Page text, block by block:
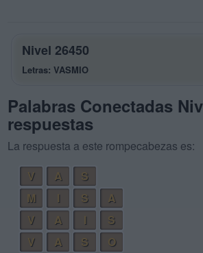
Nivel 26450
Letras: VASMIO
Palabras Conectadas
respuestas
La respuesta a este rompecabezas es:
V
A
S
M
S
A
V
A I
S
V
A S
O